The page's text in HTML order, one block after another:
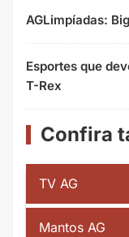
AGLimpíadas:
Esportes que
T-Rex
Confira
TV AG
Mantos AG